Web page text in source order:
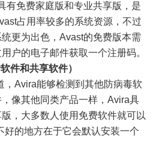
免费家庭版和专业共享版，是
占用率较多的系统资源，不过
更为出色，Avast的免费版本需
户的电子邮件获取一个注册码。
软件和共享软件）
Avira能够检测到其他防病毒软
像其他同类产品一样，Avira具
，大多数人使用免费软件就可以
好的地方在于它会默认安装一个